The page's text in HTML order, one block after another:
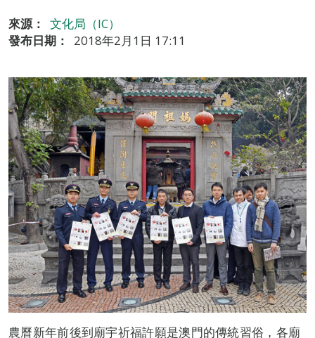
來源：
文化局（IC）
發布日期：
2018年2月1日 17:11
農曆新年前後到廟宇祈福許願是澳門的傳統習俗，各廟